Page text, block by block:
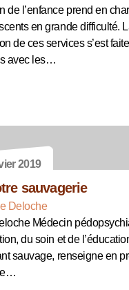
de l’enfance prend en
en grande difficulté.
de ces services s’est
avec les…
2019
sauvagerie
Deloche
Médecin
du soin et de
sauvage, renseigne en